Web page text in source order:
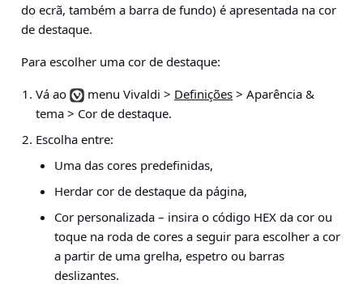
do ecrã, também a barra de fundo) é apresentada na cor
de destaque.
Para escolher uma cor de destaque:
Vá ao
menu Vivaldi > Definições > Aparência &
tema > Cor de destaque.
Escolha entre:
Uma das cores predefinidas,
Herdar cor de destaque da página,
Cor personalizada – insira o código HEX da cor ou
toque na roda de cores a seguir para escolher a cor
a partir de uma grelha, espetro ou barras
deslizantes.